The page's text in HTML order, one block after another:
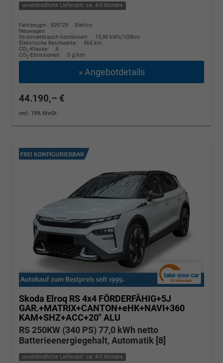
unverbindliche Lieferzeit: ca. 4-5 Monate
Fahrzeugnr.: 509729
Elektro
Neuwagen
Stromverbrauch kombiniert:
15,90 kWh/100km
Elektrische Reichweite:
565 km
CO2-Klasse:
A
CO2-Emissionen: 0 g/km
» Angebotdetails
44.190,– €
incl. 19% MwSt.
Skoda Elroq RS 4x4 FÖRDERFÄHIG+5J
GAR.+MATRIX+CANTON+eHK+NAVI+360
KAM+SHZ+ACC+20" ALU
RS 250KW (340 PS) 77,0 kWh netto
Batterieenergiegehalt, Automatik [8]
unverbindliche Lieferzeit: ca. 4-5 Monate